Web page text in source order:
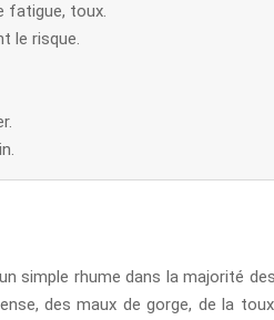
fatigue, toux.
le risque.
simple rhume dans la majorité
des maux de gorge, de la